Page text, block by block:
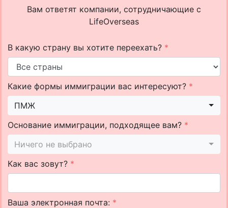
Вам ответят компании, сотрудничающие с
LifeOverseas
В какую страну вы хотите переехать? *
Какие формы иммиграции вас интересуют? *
ПМЖ
Основание иммиграции, подходящее вам? *
Ничего не выбрано
Как вас зовут? *
Ваша электронная почта: *